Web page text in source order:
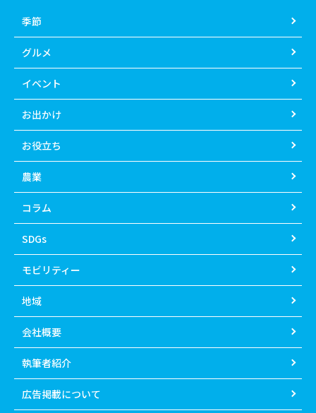
季節
グルメ
イベント
お出かけ
お役立ち
農業
コラム
SDGs
モビリティー
地域
会社概要
執筆者紹介
広告掲載について